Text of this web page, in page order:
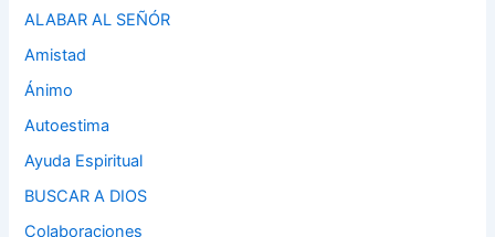
ALABAR AL SEÑÓR
Amistad
Ánimo
Autoestima
Ayuda Espiritual
BUSCAR A DIOS
Colaboraciones